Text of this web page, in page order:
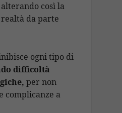
così la
da parte
ogni tipo di
difficoltà
per non
complicanze a